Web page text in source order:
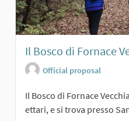
Il Bosco di Fornace
Official proposal
Il Bosco di Fornace
ettari, e si trova presso